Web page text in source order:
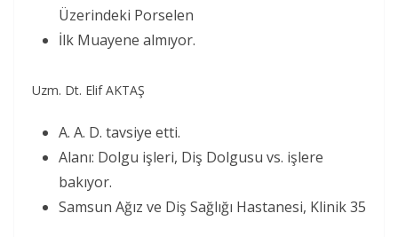
Üzerindeki Porselen
İlk Muayene almıyor.
Uzm. Dt. Elif AKTAŞ
A. A. D. tavsiye etti.
Alanı: Dolgu işleri, Diş Dolgusu vs. işlere
bakıyor.
Samsun Ağız ve Diş Sağlığı Hastanesi, Klinik 35